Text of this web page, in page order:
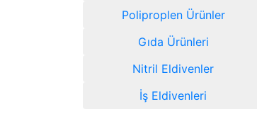
Poliproplen Ürünler
Gıda Ürünleri
Nitril Eldivenler
İş Eldivenleri